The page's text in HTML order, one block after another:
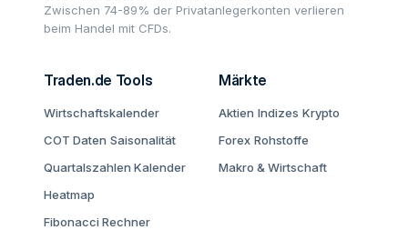
Zwischen 74-89% der Privatanlegerkonten verlieren
beim Handel mit CFDs.
Traden.de Tools
Wirtschaftskalender
COT Daten Saisonalität
Quartalszahlen Kalender
Heatmap
Fibonacci Rechner
Märkte
Aktien Indizes Krypto
Forex Rohstoffe
Makro & Wirtschaft